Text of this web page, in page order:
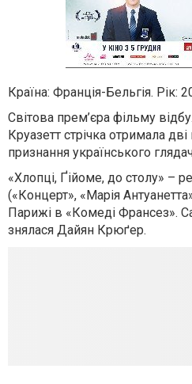
Країна: Франція-Бельгія. Рік:
Світова прем’єра фільму
Круазетт стрічка отримала
признання українського
«Хлопці, Ґійоме, до столу» –
(«Концерт», «Марія
Парижі в «Комеді Франсез».
знялася Дайян Крюґер.